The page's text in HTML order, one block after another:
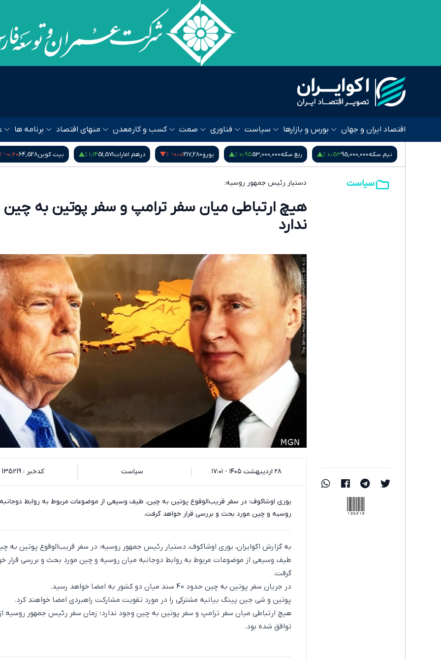
اقتصاد ایران و جهان بورس و بازارها سیاست فناوری صمت کسب و کار معدن منهای اقتصاد برنامه ها
نیم سکه95,000,000۰٫۵۳ % ربع سکه53,000,000۰٫۹۵ % یورو217,280‎−۰٫۰۱ % درهم امارات51,571۱٫۱۴ % بیت کوین64,528‎−۰٫۶۰ %
سیاست دستیار رئیس جمهور روسیه:
هیچ ارتباطی میان سفر ترامپ و سفر پوتین به
ندارد
۲۸ اردیبهشت ۱۴۰۵ - ۱۷:۰۱ سیاست کدخبر : 135219
یوری اوشاکوف: در سفر قریب‌الوقوع پوتین به چین، طیف وسیعی از موضوعات مربوط به روابط
روسیه و چین مورد بحث و بررسی قرار خواهد گرفت.
به گزارش اکوایران، یوری اوشاکوف، دستیار رئیس جمهور روسیه: در سفر قریب‌الوقوع پوتین به
طیف وسیعی از موضوعات مربوط به روابط دوجانبه میان روسیه و چین مورد بحث و بررسی قرار
گرفت.
در جریان سفر پوتین به چین حدود 40 سند میان دو کشور به امضا خواهد رسید.
پوتین و شی جین پینگ بیانیه مشترکی را در مورد تقویت مشارکت راهبردی امضا خواهند کرد.
هیچ ارتباطی میان سفر ترامپ و سفر پوتین به چین وجود ندارد؛ زمان سفر رئیس جمهور روسیه
توافق شده بود.